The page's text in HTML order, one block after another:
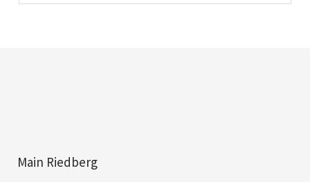
Main Riedberg